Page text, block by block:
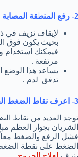
2- رفع المنطقة المصابة فوق القلب
لإيقاف نزيف في
بحيث يكون فوق
فيمكنك استخدام
مرتفعة .
يساعد هذا الوضع
تدفق الدم .
3- اعرف نقاط الضغط الخاصة بك
توجد العديد من نقاط
الشريان بجوار العظم
فشل الرفع والضغط معاً
الضغط على نقطة الضغط
ينزف لعلاج الجروح.